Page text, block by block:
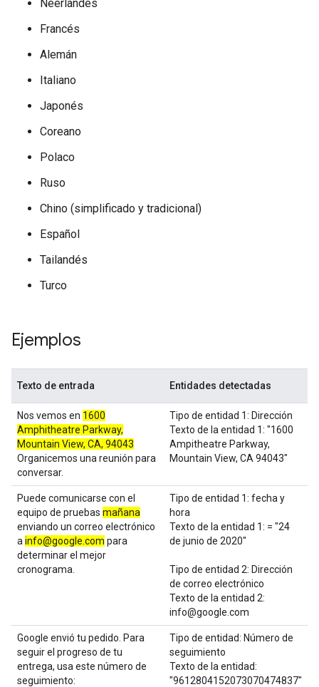
Neerlandés
Francés
Alemán
Italiano
Japonés
Coreano
Polaco
Ruso
Chino (simplificado y tradicional)
Español
Tailandés
Turco
Ejemplos
Texto de entrada Entidades detectadas
Nos vemos en 1600
Amphitheatre Parkway,
Mountain View, CA, 94043
Organicemos una reunión para
conversar.
Tipo de entidad 1: Dirección
Texto de la entidad 1: "1600
Ampitheatre Parkway,
Mountain View, CA 94043"
Puede comunicarse con el
equipo de pruebas mañana
enviando un correo electrónico
a info@google.com para
determinar el mejor
cronograma.
Tipo de entidad 1: fecha y
hora
Texto de la entidad 1: = "24
de junio de 2020"
Tipo de entidad 2: Dirección
de correo electrónico
Texto de la entidad 2:
info@google.com
Google envió tu pedido. Para
seguir el progreso de tu
entrega, usa este número de
seguimiento:
Tipo de entidad: Número de
seguimiento
Texto de la entidad:
"9612804152073070474837"